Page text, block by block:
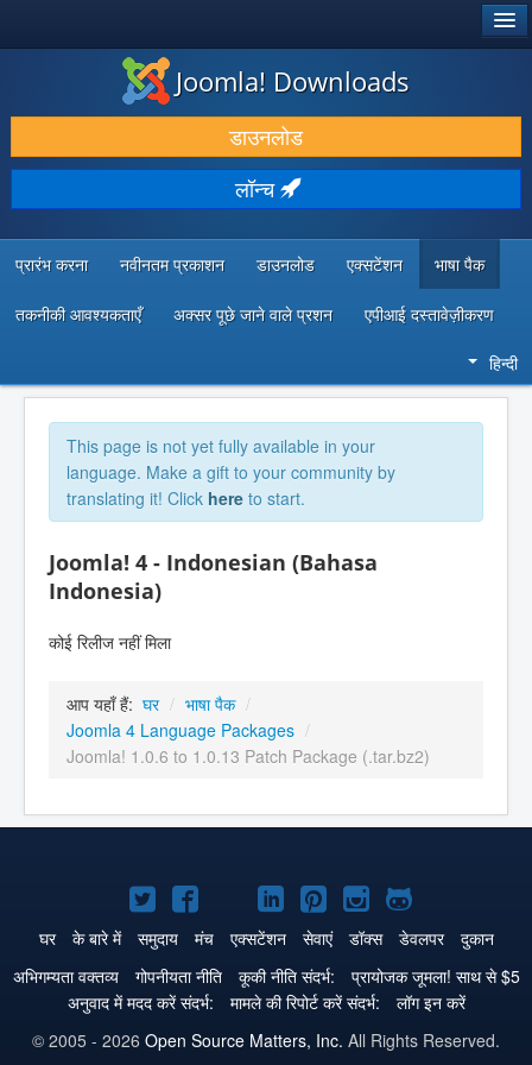
डाउनलोड करें और बढ़ाएं
खोजें और जानें
सामुदायिक समर्थन
डेवलपर संसाधन
Joomla! Downloads
डाउनलोड
लॉन्च
प्रारंभ करना नवीनतम प्रकाशन डाउनलोड एक्सटेंशन भाषा पैक
तकनीकी आवश्यकताएँ अक्सर पूछे जाने वाले प्रशन एपीआई दस्तावेज़ीकरण
हिन्दी
This page is not yet fully available in your
language. Make a gift to your community by
translating it! Click here to start.
Joomla! 4 - Indonesian (Bahasa
Indonesia)
कोई रिलीज नहीं मिला
आप यहाँ हैं: घर / भाषा पैक /
Joomla 4 Language Packages /
Joomla! 1.0.6 to 1.0.13 Patch Package (.tar.bz2)
Joomla!
Twitter
पे
Joomla!
Facebook
पे
Joomla!
GitHub
Joomla!
LinkedIn
पे
Joomla!
Pinterest
पे
Joomla!
Instagram
पे
Joomla!
GitHub
पे
घर के बारे में समुदाय मंच एक्सटेंशन सेवाएं डॉक्स डेवलपर
दुकान
अभिगम्यता वक्तव्य
गोपनीयता नीति कूकी नीति संदर्भ:
प्रायोजक जूमला! साथ से $5
अनुवाद में मदद करें संदर्भ:
मामले की रिपोर्ट करें संदर्भ:
लॉग इन करें
© 2005 - 2026 Open Source Matters, Inc. All Rights Reserved.